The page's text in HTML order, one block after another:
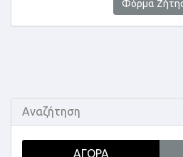
Φόρμα
Αναζήτηση
ΑΓΟΡΆ